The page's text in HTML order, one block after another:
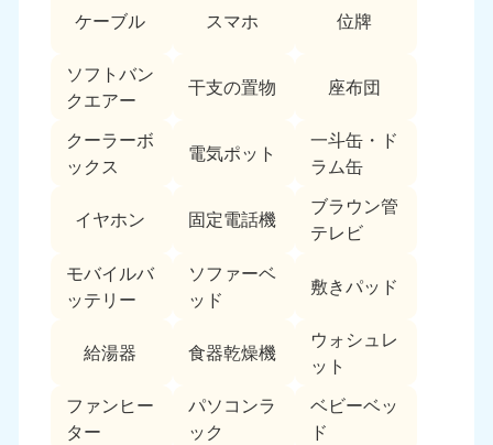
ケーブル スマホ 位牌
ソフトバン
クエアー
干支の置物 座布団
クーラーボ
ックス
電気ポット
一斗缶・ド
ラム缶
イヤホン 固定電話機
ブラウン管
テレビ
モバイルバ
ッテリー
ソファーベ
ッド
敷きパッド
給湯器 食器乾燥機
ウォシュレ
ット
ファンヒー
ター
パソコンラ
ック
ベビーベッ
ド
050-1880-9892
9:00〜19:00 年中無休 9:00〜19:00 年中無休